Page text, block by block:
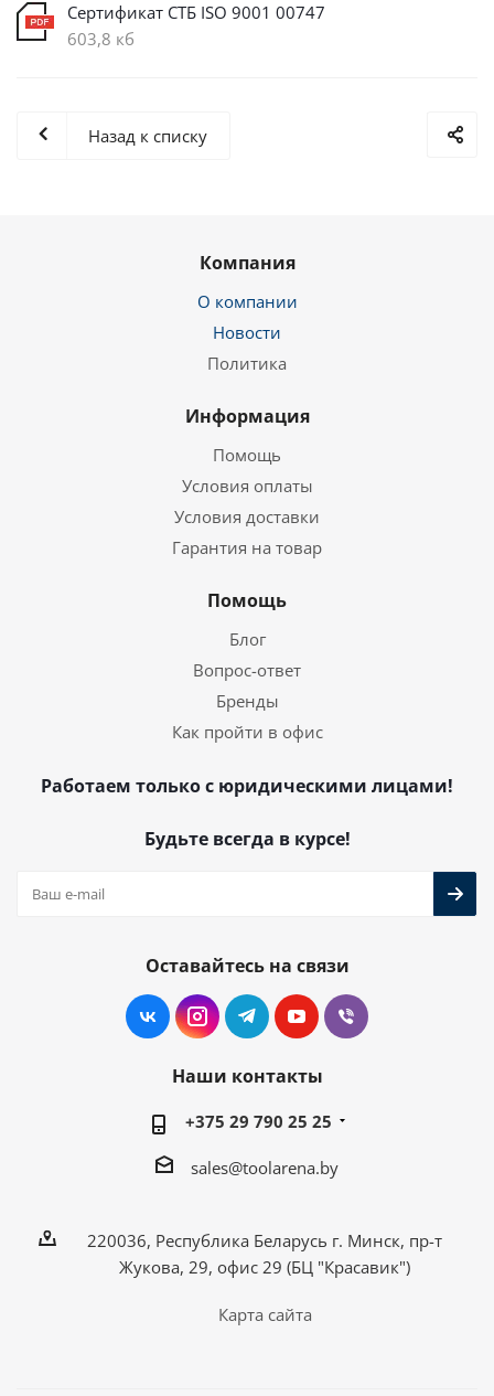
Сертификат СТБ ISO 9001 00747
603,8 кб
Назад к списку
Компания
О компании
Новости
Политика
Информация
Помощь
Условия оплаты
Условия доставки
Гарантия на товар
Помощь
Блог
Вопрос-ответ
Бренды
Как пройти в офис
Работаем только с юридическими лицами!
Будьте всегда в курсе!
Оставайтесь на связи
Наши контакты
+375 29 790 25 25
sales@toolarena.by
220036, Республика Беларусь г. Минск, пр-т
Жукова, 29, офис 29 (БЦ "Красавик")
Карта сайта